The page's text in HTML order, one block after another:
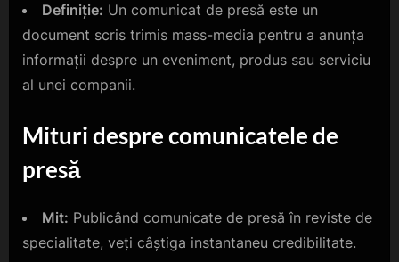
Definiție: Un comunicat de presă este un
document scris trimis mass-media pentru a anunța
informații despre un eveniment, produs sau serviciu
al unei companii.
Mituri despre comunicatele de
presă
Mit: Publicând comunicate de presă în reviste de
specialitate, veți câștiga instantaneu credibilitate.